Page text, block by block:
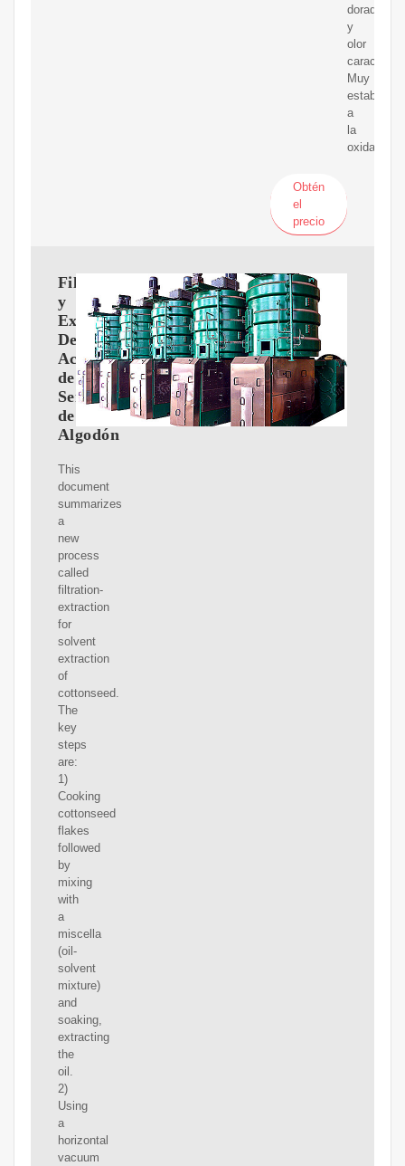
dorado
y
olor
Muy
estable
a
la
oxidación.
Obtén
el
precio
Filtración
y
Extracción
Del
Aceite
de
Semilla
de
Algodón
This
document
summarizes
a
new
process
called
filtration-
extraction
for
solvent
extraction
of
cottonseed.
The
key
steps
are:
1)
Cooking
cottonseed
flakes
followed
by
mixing
with
a
miscella
(oil-
solvent
mixture)
and
soaking,
extracting
the
oil.
2)
Using
a
horizontal
vacuum